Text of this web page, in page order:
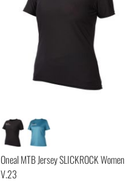
Oneal MTB Jersey SLICKROCK Women
V.23